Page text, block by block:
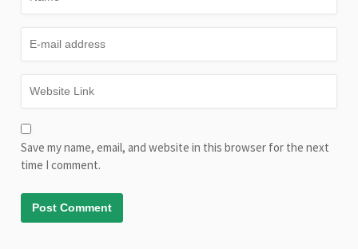
Save my name, email, and website in this browser for the next
time I comment.